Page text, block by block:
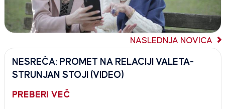
NASLEDNJA NOVICA
NESREČA: PROMET NA RELACIJI VALETA-
STRUNJAN STOJI (VIDEO)
PREBERI VEČ